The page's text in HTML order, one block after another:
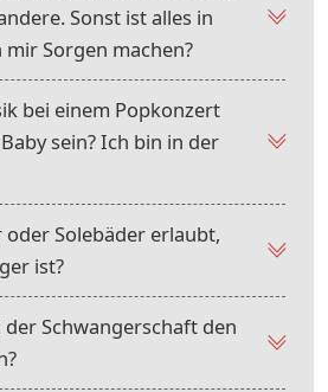
Sonst ist alles in
Sorgen machen?
bei einem Popkonzert
sein? Ich bin in der
Solebäder erlaubt,
ist?
Schwangerschaft den